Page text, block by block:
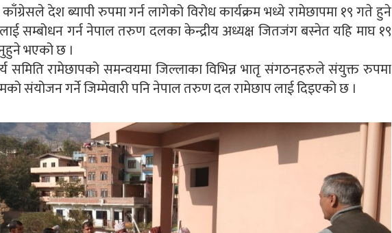
देश ब्यापी रुपमा गर्न लागेको विरोध कार्यक्रम भध्ये रामेछापमा १९ गते हुने
सम्बोधन गर्न नेपाल तरुण दलका केन्द्रीय अध्यक्ष जितजंग बस्नेत यहि माघ १९
भएको छ ।
समिति रामेछापको समन्वयमा जिल्लाका विभिन्न भातृ संगठनहरुले संयुक्त रुपमा
संयोजन गर्ने जिम्मेवारी पनि नेपाल तरुण दल रामेछाप लाई दिइएको छ ।